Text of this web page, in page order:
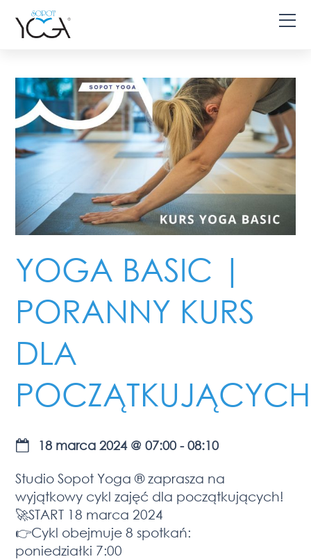
YOGA BASIC |
PORANNY KURS
DLA
POCZĄTKUJĄCYCH
18 marca 2024 @ 07:00 -08:10
Studio Sopot Yoga ® zaprasza na
wyjątkowy cykl zajęć dla początkujących!
🚀START 18 marca 2024
👉Cykl obejmuje 8 spotkań:
poniedziałki 7:00